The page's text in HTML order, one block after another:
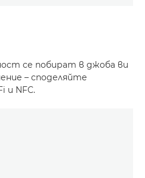
се побират в джоба ви
– споделяйте
и NFC.